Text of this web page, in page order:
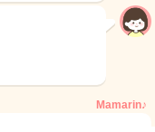
Mamarin♪